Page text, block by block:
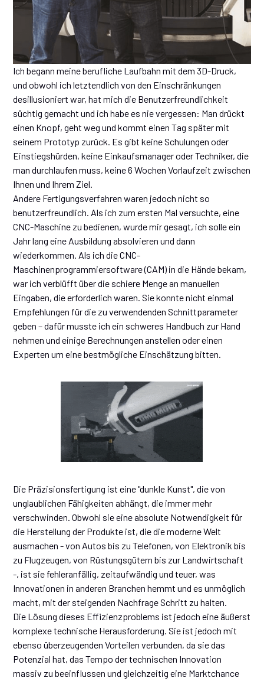
Ich begann meine berufliche Laufbahn mit dem 3D-Druck,
und obwohl ich letztendlich von den Einschränkungen
desillusioniert war, hat mich die Benutzerfreundlichkeit
süchtig gemacht und ich habe es nie vergessen: Man drückt
einen Knopf, geht weg und kommt einen Tag später mit
seinem Prototyp zurück. Es gibt keine Schulungen oder
Einstiegshürden, keine Einkaufsmanager oder Techniker, die
man durchlaufen muss, keine 6 Wochen Vorlaufzeit zwischen
Ihnen und Ihrem Ziel.
Andere Fertigungsverfahren waren jedoch nicht so
benutzerfreundlich. Als ich zum ersten Mal versuchte, eine
CNC-Maschine zu bedienen, wurde mir gesagt, ich solle ein
Jahr lang eine Ausbildung absolvieren und dann
wiederkommen. Als ich die CNC-
Maschinenprogrammiersoftware (CAM) in die Hände bekam,
war ich verblüfft über die schiere Menge an manuellen
Eingaben, die erforderlich waren. Sie konnte nicht einmal
Empfehlungen für die zu verwendenden Schnittparameter
geben – dafür musste ich ein schweres Handbuch zur Hand
nehmen und einige Berechnungen anstellen oder einen
Experten um eine bestmögliche Einschätzung bitten.
Die Präzisionsfertigung ist eine "dunkle Kunst", die von
unglaublichen Fähigkeiten abhängt, die immer mehr
verschwinden. Obwohl sie eine absolute Notwendigkeit für
die Herstellung der Produkte ist, die die moderne Welt
ausmachen - von Autos bis zu Telefonen, von Elektronik bis
zu Flugzeugen, von Rüstungsgütern bis zur Landwirtschaft
-, ist sie fehleranfällig, zeitaufwändig und teuer, was
Innovationen in anderen Branchen hemmt und es unmöglich
macht, mit der steigenden Nachfrage Schritt zu halten.
Die Lösung dieses Effizienzproblems ist jedoch eine äußerst
komplexe technische Herausforderung. Sie ist jedoch mit
ebenso überzeugenden Vorteilen verbunden, da sie das
Potenzial hat, das Tempo der technischen Innovation
massiv zu beeinflussen und gleichzeitig eine Marktchance